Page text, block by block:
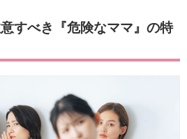
すべき『危険なママ』の特